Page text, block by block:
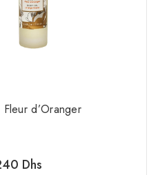
d’Oranger
Dhs